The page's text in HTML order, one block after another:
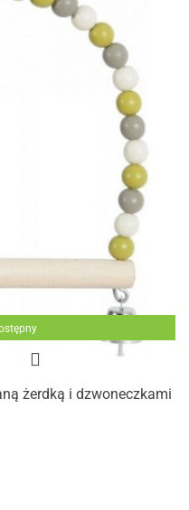
żerdką i dzwoneczkami